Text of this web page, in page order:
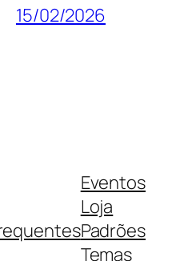
15/02/2026
Eventos
Loja
Padrões
Temas